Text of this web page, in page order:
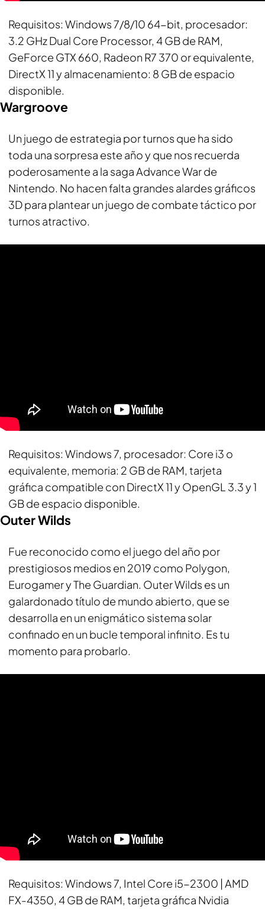
Requisitos: Windows 7/8/10 64-bit, procesador:
3.2 GHz Dual Core Processor, 4 GB de RAM,
GeForce GTX 660, Radeon R7 370 or equivalente,
DirectX 11 y almacenamiento: 8 GB de espacio
disponible.
Wargroove
Un juego de estrategia por turnos que ha sido
toda una sorpresa este año y que nos recuerda
poderosamente a la saga Advance War de
Nintendo. No hacen falta grandes alardes gráficos
3D para plantear un juego de combate táctico por
turnos atractivo.
Requisitos: Windows 7, procesador: Core i3 o
equivalente, memoria: 2 GB de RAM, tarjeta
gráfica compatible con DirectX 11 y OpenGL 3.3 y 1
GB de espacio disponible.
Outer Wilds
Fue reconocido como el juego del año por
prestigiosos medios en 2019 como Polygon,
Eurogamer y The Guardian. Outer Wilds es un
galardonado título de mundo abierto, que se
desarrolla en un enigmático sistema solar
confinado en un bucle temporal infinito. Es tu
momento para probarlo.
Requisitos: Windows 7, Intel Core i5-2300 | AMD
FX-4350, 4 GB de RAM, tarjeta gráfica Nvidia